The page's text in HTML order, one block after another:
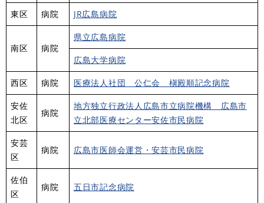
東区 病院 JR広島病院
南区 病院
県立広島病院
広島大学病院
西区 病院 医療法人社団 公仁会 槇殿順記念病院
安佐
北区
病院
地方独立行政法人広島市立病院機構 広島市
立北部医療センター安佐市民病院
安芸
区
病院 広島市医師会運営・安芸市民病院
佐伯
区
病院 五日市記念病院